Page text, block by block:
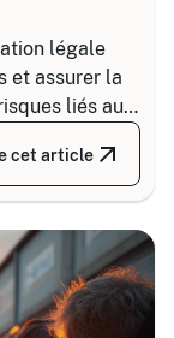
légale
et assurer la
liés au
des
recyclage,
du
cet article